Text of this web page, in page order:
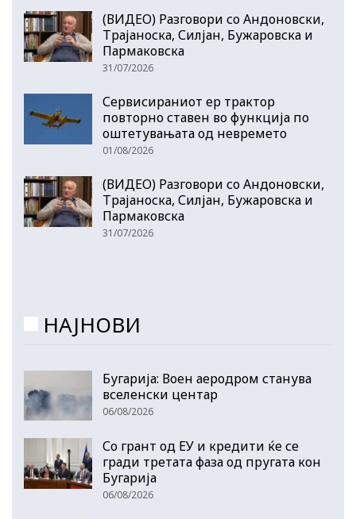
(ВИДЕО) Разговори со Андоновски,
Трајаноска, Силјан, Бужаровска и
Пармаковска
31/07/2026
Сервисираниот ер трактор
повторно ставен во функција по
оштетувањата од невремето
01/08/2026
(ВИДЕО) Разговори со Андоновски,
Трајаноска, Силјан, Бужаровска и
Пармаковска
31/07/2026
НАЈНОВИ
Бугарија: Воен аеродром станува
вселенски центар
06/08/2026
Со грант од ЕУ и кредити ќе се
гради третата фаза од пругата кон
Бугарија
06/08/2026